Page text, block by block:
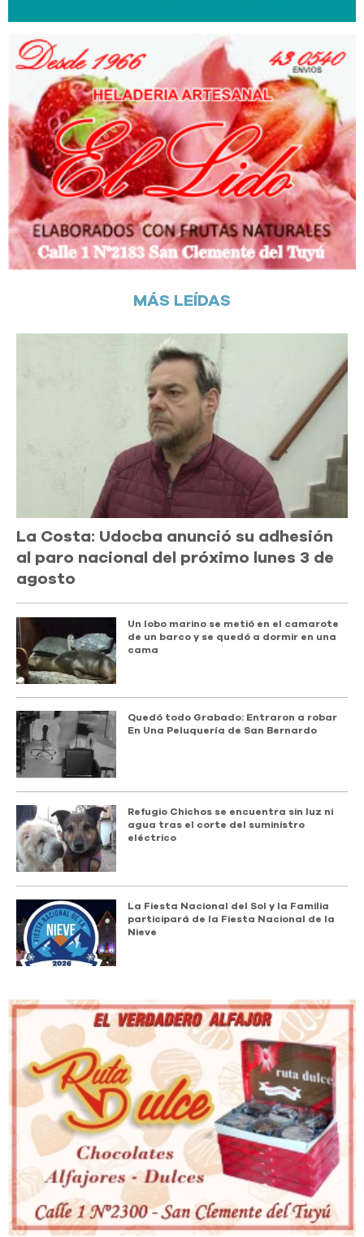
MÁS LEÍDAS
La Costa: Udocba anunció su adhesión
al paro nacional del próximo lunes 3 de
agosto
Un lobo marino se metió en el camarote
de un barco y se quedó a dormir en una
cama
Quedó todo Grabado: Entraron a robar
En Una Peluquería de San Bernardo
Refugio Chichos se encuentra sin luz ni
agua tras el corte del suministro
eléctrico
La Fiesta Nacional del Sol y la Familia
participará de la Fiesta Nacional de la
Nieve